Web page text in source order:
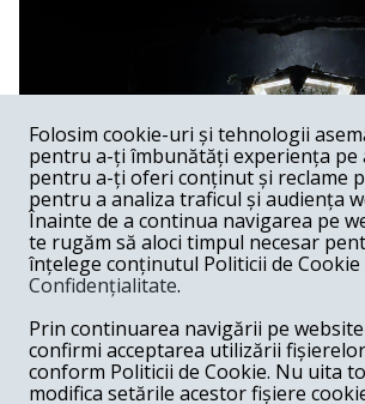
Lakmé al lui Andrei Șerban
Spectacol /Spectacolele lui Andrei Șerban
de diferite, capacitatea de a sugera că
undeva, dincolo de gest, de muzică, de
Folosim cookie-uri și tehnologii
pentru a-ți îmbunătăți experiența pe
pentru a-ți oferi conținut și reclame
pentru a analiza traficul și audiența
Înainte de a continua navigarea pe
te rugăm să aloci timpul necesar
înțelege conținutul Politicii de Cookie
Confidențialitate.
Prin continuarea navigării pe
confirmi acceptarea utilizării
conform Politicii de Cookie. Nu uita
modifica setările acestor fișiere